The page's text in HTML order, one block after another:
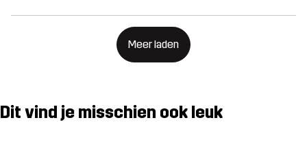
Meer laden
Dit vind je misschien ook leuk